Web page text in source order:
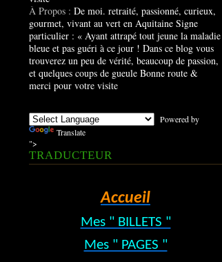
À Propos : De moi. retraité, passionné, curieux,
gourmet, vivant au vert en Aquitaine Signe
particulier : « Ayant attrapé tout jeune la maladie
bleue et pas guéri à ce jour ! Dans ce blog vous
trouverez un peu de vérité, beaucoup de passion,
et quelques coups de gueule Bonne route &
merci pour votre visite
Powered by
Translate
">
TRADUCTEUR
Accueil
Mes " BILLETS "
Mes " PAGES "